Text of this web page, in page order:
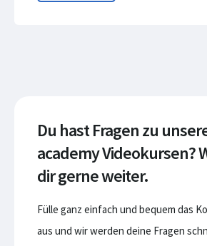
Du hast Fragen zu
academy Videokursen?
dir gerne weiter.
Fülle ganz einfach und bequem das
aus und wir werden deine Fragen